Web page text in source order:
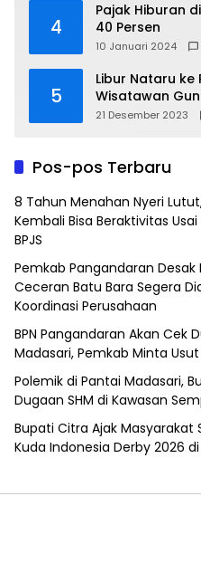
4
Pajak Hiburan
40 Persen
10 Januari 2024
5
Libur Nataru ke
Wisatawan
21 Desember 2023
Pos-pos Terbaru
8 Tahun Menahan Nyeri
Kembali Bisa Beraktivitas
BPJS
Pemkab Pangandaran
Ceceran Batu Bara Segera
Koordinasi Perusahaan
BPN Pangandaran Akan Cek
Madasari, Pemkab Minta
Polemik di Pantai Madasari,
Dugaan SHM di Kawasan
Bupati Citra Ajak Masyarakat
Kuda Indonesia Derby 2026